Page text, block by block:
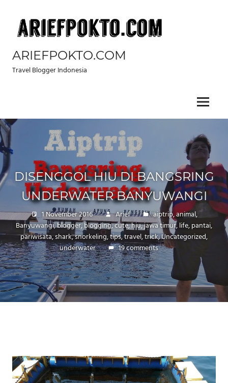
content
ARIEFPOKTO.COM
Travel Blogger Indonesia
Menu
DISENGGOL HIU DI BANGSRING
UNDERWATER BANYUWANGI
1 November 2016 Arief aiptrip,animal,
Banyuwangi,blogger,blogging,cute,hiu,jawa timur,life,pantai,
pariwisata,shark,snorkeling,tips,travel,trick,Uncategorized,
underwater
19 comments